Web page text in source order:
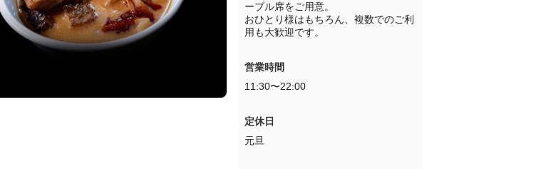
ーブル席をご用意。
おひとり様はもちろん、複数でのご利
用も大歓迎です。
営業時間
11:30〜22:00
定休日
元旦